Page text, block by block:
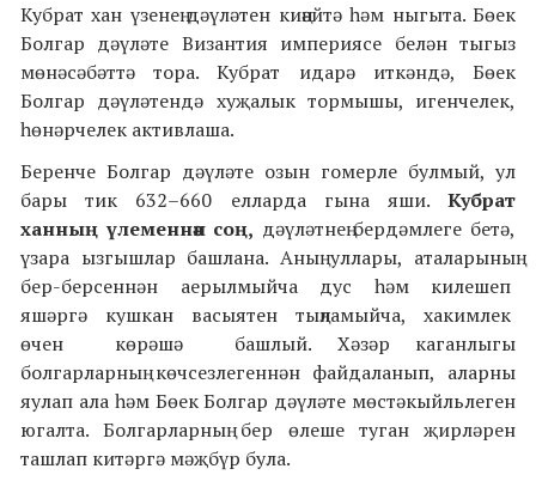
Кубрат хан үзенең дәүләтен киңәйтә һәм ныгыта. Бөек
Болгар дәүләте Византия империясе белән тыгыз
мөнәсәбәттә тора. Кубрат идарә иткәндә, Бөек
Болгар дәүләтендә хуҗалык тормышы, игенчелек,
һөнәрчелек активлаша.
Беренче Болгар дәүләте озын гомерле булмый, ул
бары тик 632–660 елларда гына яши. Кубрат
ханның үлеменнән соң, дәүләтнең бердәмлеге бетә,
үзара ызгышлар башлана. Аның уллары, аталарының
бер-берсеннән аерылмыйча дус һәм килешеп
яшәргә кушкан васыятен тыңламыйча, хакимлек
өчен көрәшә башлый. Хәзәр каганлыгы
болгарларның көчсезлегеннән файдаланып, аларны
яулап ала һәм Бөек Болгар дәүләте мөстәкыйльлеген
югалта. Болгарларның бер өлеше туган җирләрен
ташлап китәргә мәҗбүр була.